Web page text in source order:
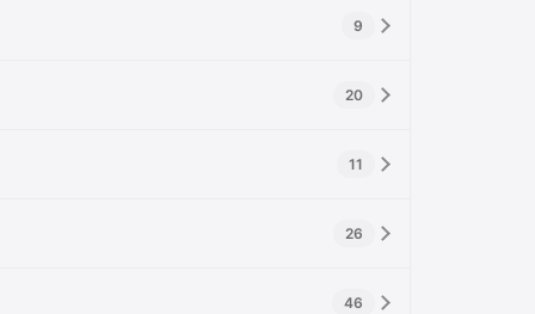
9
20
11
26
46